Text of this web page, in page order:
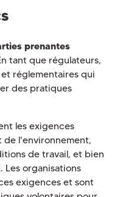
prenantes
tant que régulateurs,
et réglementaires qui
des pratiques
les exigences
de l'environnement,
de travail, et bien
Les organisations
exigences et sont